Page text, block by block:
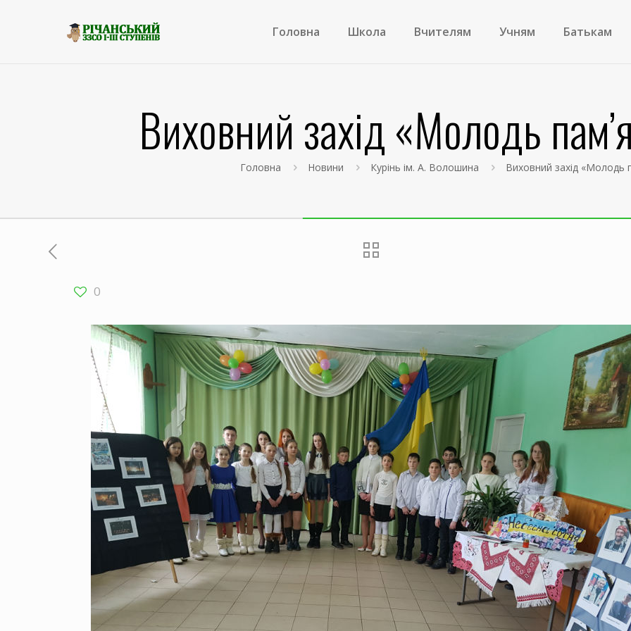
Головна Школа Вчителям Учням Батькам
Виховний захід «Молодь
Головна Новини Курінь ім. А. Волошина Виховний захід «Молодь
0